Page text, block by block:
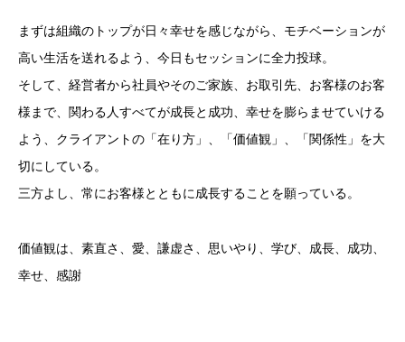
まずは組織のトップが日々幸せを感じながら、モチベーションが
高い生活を送れるよう、今日もセッションに全力投球。
そして、経営者から社員やそのご家族、お取引先、お客様のお客
様まで、関わる人すべてが成長と成功、幸せを膨らませていける
よう、クライアントの「在り方」、「価値観」、「関係性」を大
切にしている。
三方よし、常にお客様とともに成長することを願っている。
価値観は、素直さ、愛、謙虚さ、思いやり、学び、成長、成功、
幸せ、感謝